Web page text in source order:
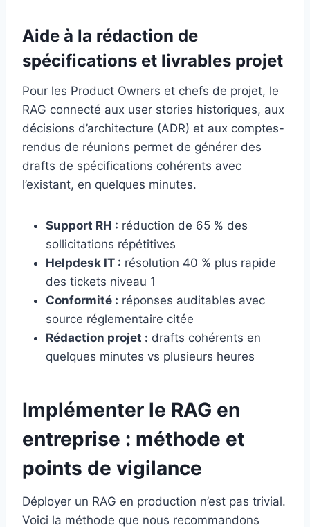
Aide à la rédaction de
spécifications et livrables projet
Pour les Product Owners et chefs de projet, le
RAG connecté aux user stories historiques, aux
décisions d’architecture (ADR) et aux comptes-
rendus de réunions permet de générer des
drafts de spécifications cohérents avec
l’existant, en quelques minutes.
Support RH : réduction de 65 % des
sollicitations répétitives
Helpdesk IT : résolution 40 % plus rapide
des tickets niveau 1
Conformité : réponses auditables avec
source réglementaire citée
Rédaction projet : drafts cohérents en
quelques minutes vs plusieurs heures
Implémenter le RAG en
entreprise : méthode et
points de vigilance
Déployer un RAG en production n’est pas trivial.
Voici la méthode que nous recommandons